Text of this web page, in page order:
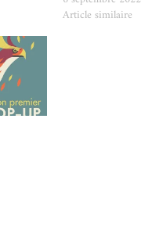
Article similaire